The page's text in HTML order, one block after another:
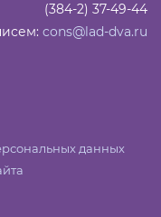
(384-2) 37-49-44
cons@lad-dva.ru
данных